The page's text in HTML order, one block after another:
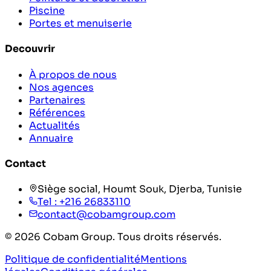
Piscine
Portes et menuiserie
Decouvrir
À propos de nous
Nos agences
Partenaires
Références
Actualités
Annuaire
Contact
Siège social, Houmt Souk, Djerba, Tunisie
Tel : +216 26833110
contact@cobamgroup.com
© 2026 Cobam Group. Tous droits réservés.
Politique de confidentialitéMentions